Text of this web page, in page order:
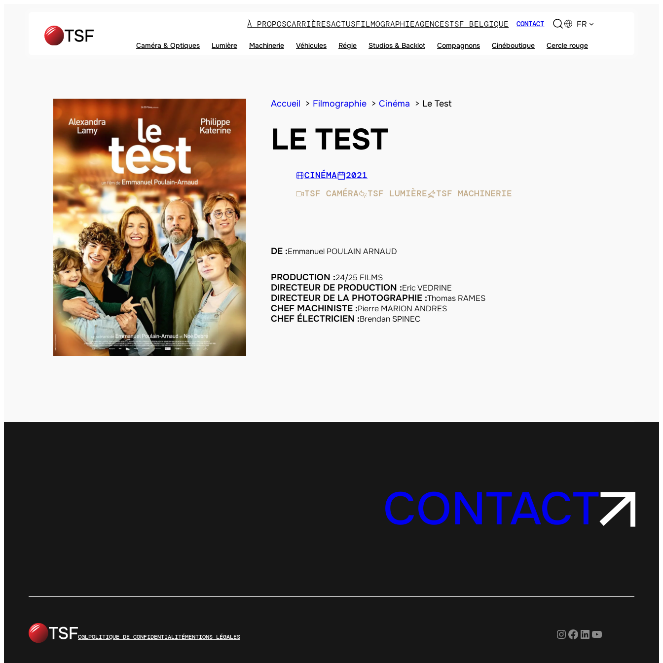
À PROPOSCARRIÈRESACTUSFILMOGRAPHIEAGENCESTSF BELGIQUE CONTACT FR
Caméra & Optiques Lumière Machinerie Véhicules Régie Studios & Backlot Compagnons Cinéboutique Cercle rouge
Accueil Filmographie Cinéma Le Test
LE TEST
CINÉMA
2021
TSF CAMÉRA
TSF LUMIÈRE TSF MACHINERIE
DE :Emmanuel POULAIN ARNAUD
PRODUCTION :24/25 FILMS
DIRECTEUR DE PRODUCTION :Eric VEDRINE
DIRECTEUR DE LA PHOTOGRAPHIE :Thomas RAMES
CHEF MACHINISTE :Pierre MARION ANDRES
CHEF ÉLECTRICIEN :Brendan SPINEC
CONTACT
CGLPOLITIQUE DE CONFIDENTIALITÉMENTIONS LÉGALES Instagram
Facebook
LinkedIn
YouTube